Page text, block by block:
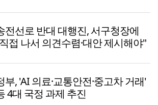
전선로 반대 대행진, 서구청장에
접 나서 의견수렴·대안 제시해야"
부, 'AI 의료·교통안전·중고차 거래'
4대 국정 과제 추진